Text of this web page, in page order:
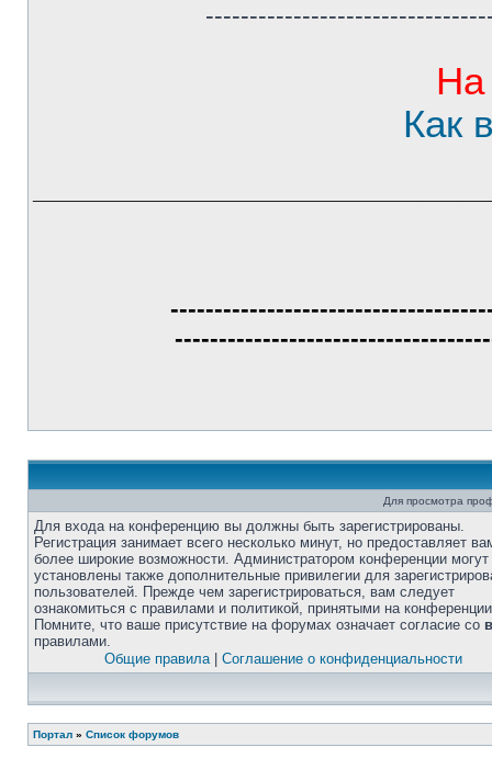
На
Как
Для просмотра
Для входа на конференцию вы должны быть зарегистрированы.
Регистрация занимает всего несколько минут, но предоставляет
более широкие возможности. Администратором конференции
установлены также дополнительные привилегии для
пользователей. Прежде чем зарегистрироваться, вам следует
ознакомиться с правилами и политикой, принятыми на
Помните, что ваше присутствие на форумах означает согласие со
правилами.
Общие правила| Соглашение о конфиденциальности
Портал » Список форумов